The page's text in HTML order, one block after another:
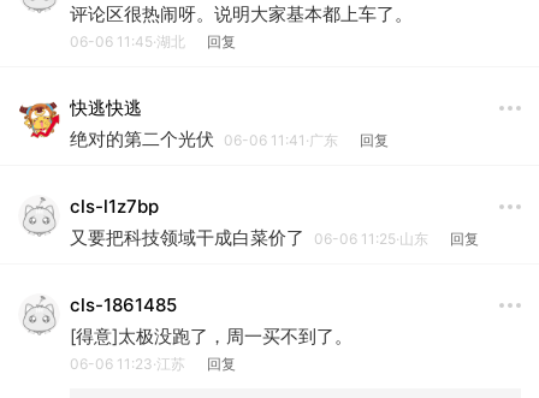
评论区很热闹呀。说明大家基本都上车了。
06-06 11:45·湖北 回复
快逃快逃
绝对的第二个光伏
06-06 11:41·广东 回复
cls-l1z7bp
又要把科技领域干成白菜价了
06-06 11:25·山东 回复
cls-1861485
[得意]太极没跑了，周一买不到了。
06-06 11:23·江苏 回复